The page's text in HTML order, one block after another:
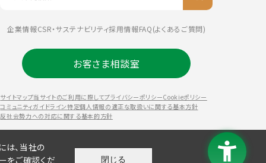
企業情報CSR・サステナビリティ採用情報FAQ(よくあるご質問)
お客さま相談室
サイトマップ当サイトのご利用に際してプライバシーポリシーCookieポリシー
コミュニティガイドライン特定個人情報の適正な取扱いに関する基本方針
反社会勢力への対応に関する基本的方針
は、当社の
をご確認くだ 閉じる